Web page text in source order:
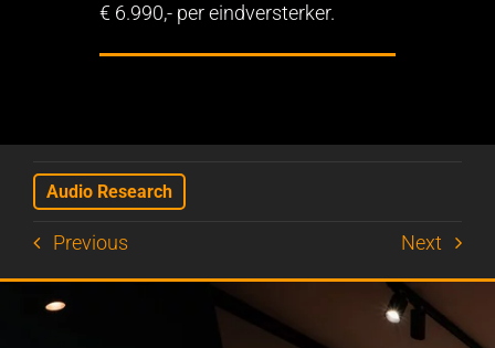
€ 6.990,- per eindversterker.
Audio Research
Previous Next